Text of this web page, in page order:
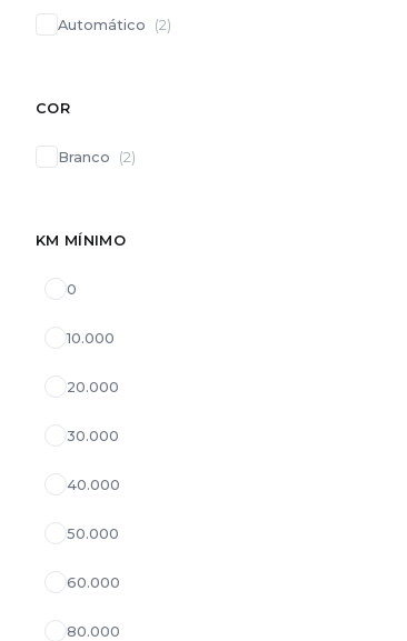
Automático (2)
COR
Branco (2)
KM MÍNIMO
0
10.000
20.000
30.000
40.000
50.000
60.000
80.000